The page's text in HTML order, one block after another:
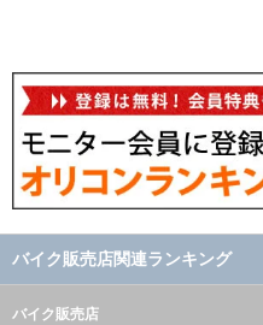
バイク販売店関連ランキング
バイク販売店